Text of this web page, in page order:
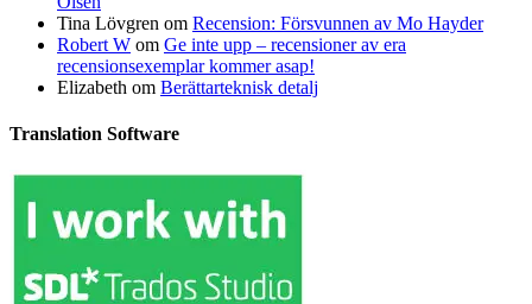
Tina Lövgren om Recension: Försvunnen av Mo Hayder
Robert W om Ge inte upp – recensioner av era
recensionsexemplar kommer asap!
Elizabeth om Berättarteknisk detalj
Translation Software